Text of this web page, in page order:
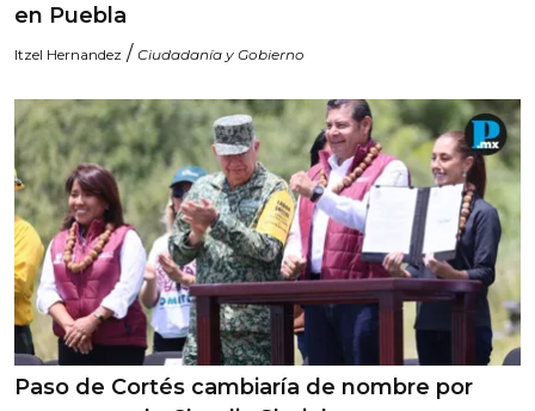
en Puebla
Itzel Hernandez / Ciudadanía y Gobierno
Paso de Cortés cambiaría de nombre por